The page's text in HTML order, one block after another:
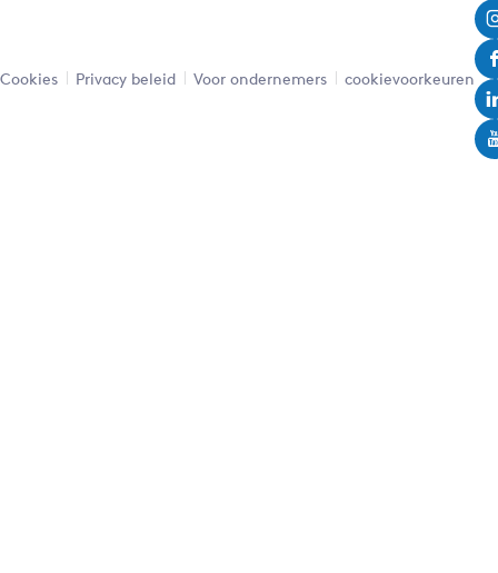
Cookies Privacy beleid Voor ondernemers cookievoorkeuren